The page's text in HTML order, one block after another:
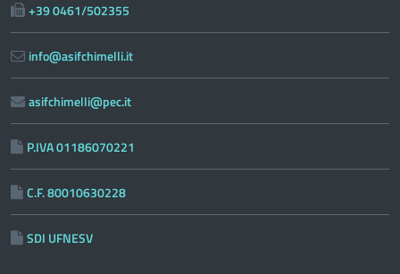
+39 0461/502355
info@asifchimelli.it
asifchimelli@pec.it
P.IVA 01186070221
C.F. 80010630228
SDI UFNESV